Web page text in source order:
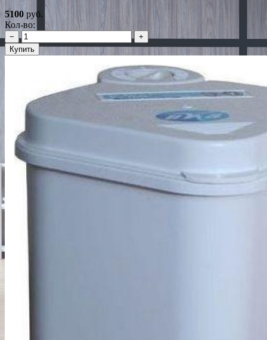
5100руб.
Кол-во:
−
+
Купить